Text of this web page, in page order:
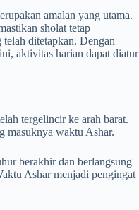
amalan yang utama.
sholat tetap
ditetapkan. Dengan
aktivitas harian dapat diatur
tergelincir ke arah barat.
masuknya waktu Ashar.
berakhir dan berlangsung
Ashar menjadi pengingat